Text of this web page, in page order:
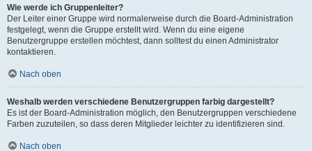
Wie werde ich Gruppenleiter?
Der Leiter einer Gruppe wird normalerweise durch die Board-Administration
festgelegt, wenn die Gruppe erstellt wird. Wenn du eine eigene
Benutzergruppe erstellen möchtest, dann solltest du einen Administrator
kontaktieren.
Nach oben
Weshalb werden verschiedene Benutzergruppen farbig dargestellt?
Es ist der Board-Administration möglich, den Benutzergruppen verschiedene
Farben zuzuteilen, so dass deren Mitglieder leichter zu identifizieren sind.
Nach oben